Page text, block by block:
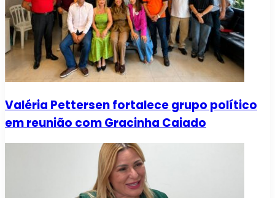
Valéria Pettersen fortalece grupo político
em reunião com Gracinha Caiado